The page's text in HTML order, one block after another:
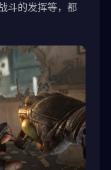
斗的发挥等，都